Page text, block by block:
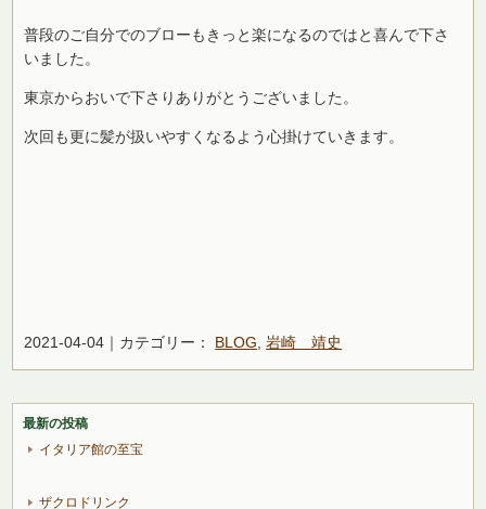
普段のご自分でのブローもきっと楽になるのではと喜んで下さ
いました。
東京からおいで下さりありがとうございました。
次回も更に髪が扱いやすくなるよう心掛けていきます。
2021-04-04｜カテゴリー： BLOG ,岩崎 靖史
最新の投稿
イタリア館の至宝
ザクロドリンク